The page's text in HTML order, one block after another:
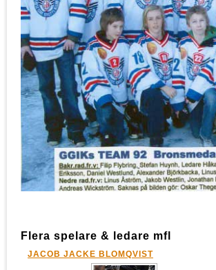
Flera spelare & ledare mfl
JACOB JACKE BLOMQVIST